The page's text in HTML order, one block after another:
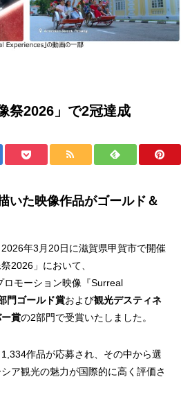
祭2026」で2冠達成
いた映像作品がゴールド＆
年3月20日に滋賀県甲賀市で開催
2026」において、
ロモーション映像『Surreal
門ゴールド賞および観光デスティネ
賞の2部門で受賞いたしました。
作品が応募され、その中から選
ア観光の魅力が国際的に高く評価さ